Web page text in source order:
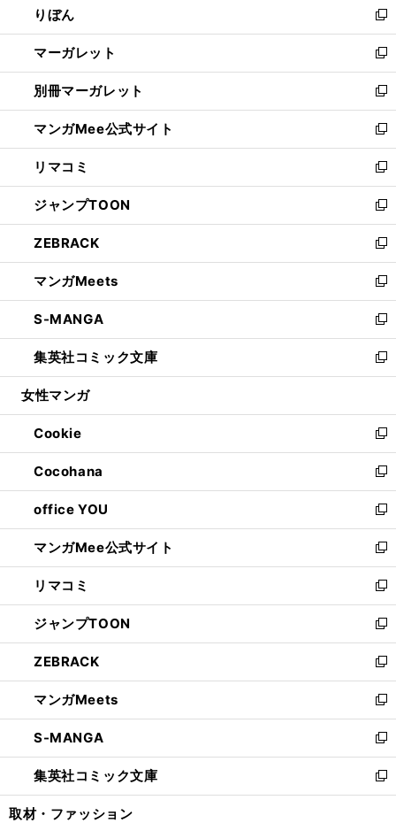
く
で
開
く
ド
ウ
で
開
く
ィ
ン
ド
ウ
で
開
く
りぼん
新
し
い
ウ
ィ
ン
ド
ウ
で
開
く
マーガレット
新
し
い
ウ
ィ
ン
ド
ウ
で
開
く
別冊マーガレット
新
し
い
ウ
ィ
ン
ド
ウ
で
開
く
マンガMee公式サイト
新
し
い
ウ
ィ
ン
ド
ウ
で
開
く
リマコミ
新
し
い
ウ
ィ
ン
ド
ウ
で
開
く
ジャンプTOON
新
し
い
ウ
ィ
ン
ド
ウ
で
開
ZEBRACK
新
し
い
ウ
ィ
ン
ド
ウ
開
く
マンガMeets
新
し
い
ウ
ィ
ン
ウ
で
開
く
S-MANGA
新
し
い
ウ
ン
ド
ウ
で
開
く
集英社コミック文庫
新
し
ウ
ィ
ン
ド
ウ
で
開
く
女性マンガ
Cookie
新
し
い
ウ
ィ
ン
ド
ウ
で
開
く
Cocohana
新
し
い
ウ
ィ
ン
ド
ウ
で
開
く
office YOU
新
し
い
ウ
ィ
ン
ド
ウ
で
開
く
マンガMee公式サイト
新
し
い
ウ
ィ
ン
ド
ウ
で
開
く
リマコミ
新
し
い
ウ
ィ
ン
ド
ウ
で
開
く
ジャンプTOON
新
し
い
ウ
ィ
ン
ド
ウ
で
開
ZEBRACK
新
し
い
ウ
ィ
ン
ド
ウ
マンガMeets
新
し
い
ウ
ィ
ン
S-MANGA
新
し
い
ウ
集英社コミック文庫
新
し
取材・ファッション